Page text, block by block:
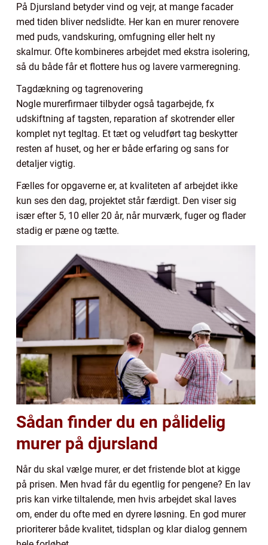
På Djursland betyder vind og vejr, at mange facader
med tiden bliver nedslidte. Her kan en murer renovere
med puds, vandskuring, omfugning eller helt ny
skalmur. Ofte kombineres arbejdet med ekstra isolering,
så du både får et flottere hus og lavere varmeregning.
Tagdækning og tagrenovering
Nogle murerfirmaer tilbyder også tagarbejde, fx
udskiftning af tagsten, reparation af skotrender eller
komplet nyt tegltag. Et tæt og veludført tag beskytter
resten af huset, og her er både erfaring og sans for
detaljer vigtig.
Fælles for opgaverne er, at kvaliteten af arbejdet ikke
kun ses den dag, projektet står færdigt. Den viser sig
især efter 5, 10 eller 20 år, når murværk, fuger og flader
stadig er pæne og tætte.
Sådan finder du en pålidelig
murer på djursland
Når du skal vælge murer, er det fristende blot at kigge
på prisen. Men hvad får du egentlig for pengene? En lav
pris kan virke tiltalende, men hvis arbejdet skal laves
om, ender du ofte med en dyrere løsning. En god murer
prioriterer både kvalitet, tidsplan og klar dialog gennem